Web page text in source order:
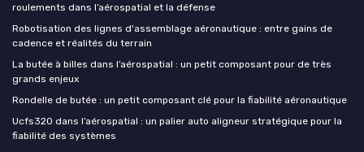
roulements dans l’aérospatial et la défense
Robotisation des lignes d'assemblage aéronautique : entre gains de
cadence et réalités du terrain
La butée à billes dans l’aérospatial : un petit composant pour de très
grands enjeux
Rondelle de butée : un petit composant clé pour la fiabilité aéronautique
Ucfs320 dans l’aérospatial : un palier auto aligneur stratégique pour la
fiabilité des systèmes